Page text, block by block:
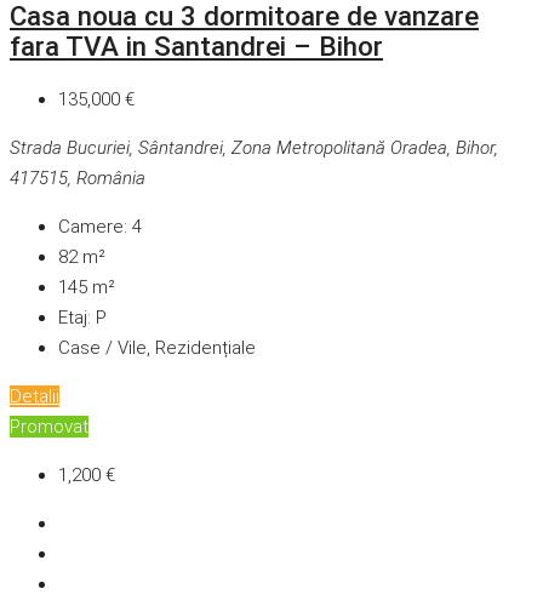
Casa noua cu 3 dormitoare de vanzare
fara TVA in Santandrei – Bihor
135,000 €
Strada Bucuriei, Sântandrei, Zona Metropolitană Oradea, Bihor,
417515, România
Camere: 4
82 m²
145 m²
Etaj: P
Case / Vile, Rezidențiale
Detalii
Promovat
1,200 €